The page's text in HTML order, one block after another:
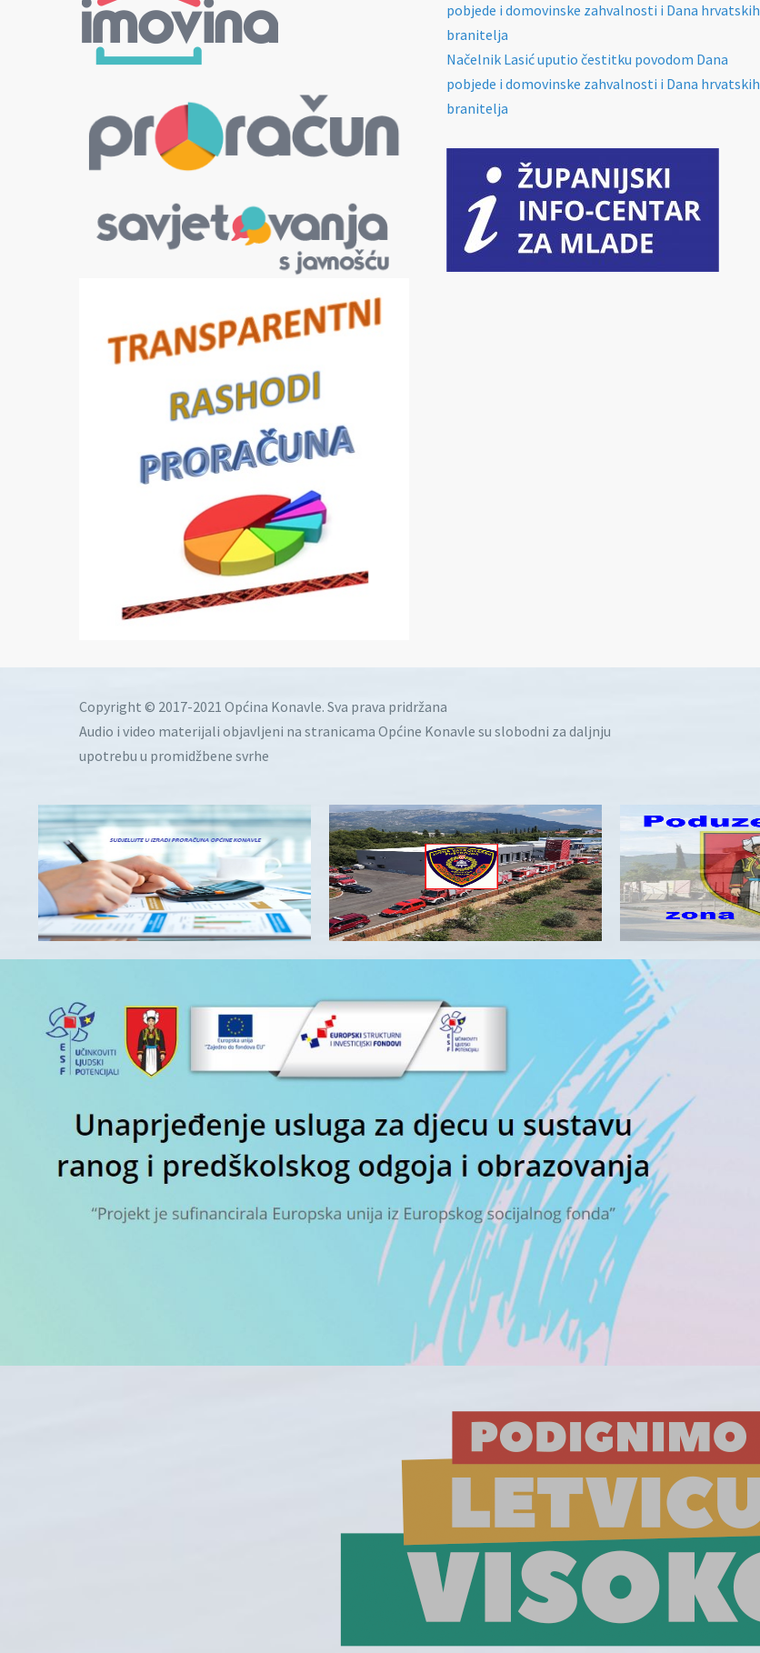
pobjede i domovinske zahvalnosti i Dana hrvatskih
branitelja
Načelnik Lasić uputio čestitku povodom Dana
pobjede i domovinske zahvalnosti i Dana hrvatskih
branitelja
Copyright © 2017-2021 Općina Konavle. Sva prava pridržana
Audio i video materijali objavljeni na stranicama Općine Konavle su slobodni za daljnju
upotrebu u promidžbene svrhe